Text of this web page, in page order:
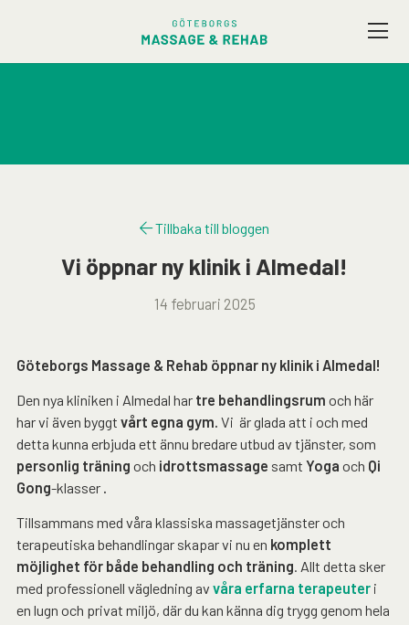
Terapeuter
Kontakt / Hitta hit
Tillbaka till bloggen
Vi öppnar ny klinik i Almedal!
14 februari 2025
Göteborgs Massage & Rehab öppnar ny klinik i Almedal!
Den nya kliniken i Almedal har tre behandlingsrum och här
har vi även byggt vårt egna gym. Vi är glada att i och med
detta kunna erbjuda ett ännu bredare utbud av tjänster, som
personlig träning och idrottsmassage samt Yoga och Qi
Gong-klasser .
Tillsammans med våra klassiska massagetjänster och
terapeutiska behandlingar skapar vi nu en komplett
möjlighet för både behandling och träning. Allt detta sker
med professionell vägledning av våra erfarna terapeuter i
en lugn och privat miljö, där du kan känna dig trygg genom hela